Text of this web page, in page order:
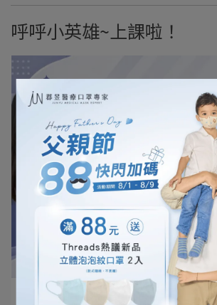
呼呼小英雄~上課啦！
呼呼 口罩小英雄 | 2026-08-04